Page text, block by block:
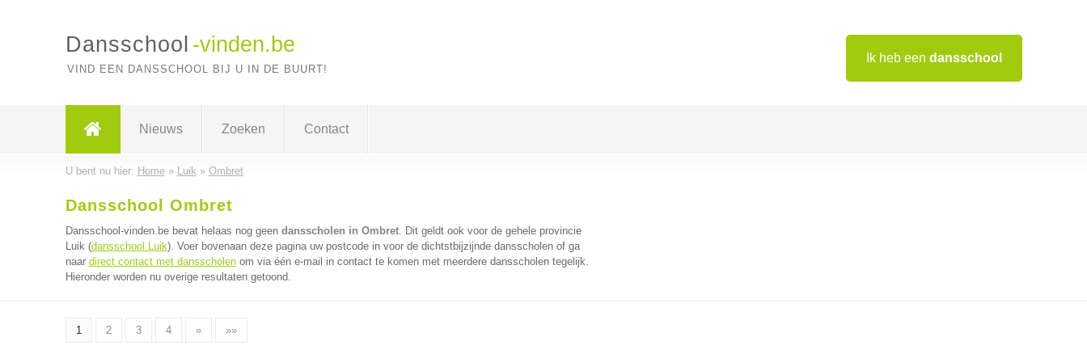
Ik heb een dansschool
Dansschool -vinden.be
VIND EEN DANSSCHOOL BIJ U IN DE BUURT!
Nieuws Zoeken Contact
U bent nu hier: Home» Luik » Ombret
Dansschool Ombret
Dansschool-vinden.be bevat helaas nog geen dansscholen in Ombret. Dit geldt ook voor de gehele provincie
Luik (dansschool Luik). Voer bovenaan deze pagina uw postcode in voor de dichtstbijzijnde dansscholen of ga
naar direct contact met dansscholenom via één e-mail in contact te komen met meerdere dansscholen tegelijk.
Hieronder worden nu overige resultaten getoond.
1 2 3 4 » »»